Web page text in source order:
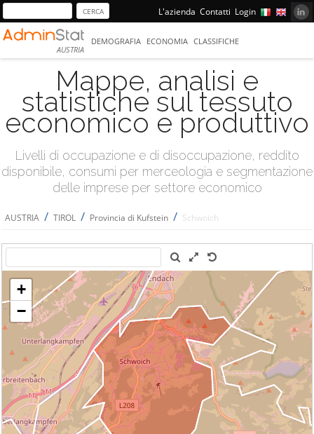
L'azienda Contatti Login
AUSTRIA
DEMOGRAFIA ECONOMIA CLASSIFICHE
Mappe, analisi e
statistiche sul tessuto
economico e produttivo
Livelli di occupazione e di disoccupazione, reddito
disponibile, consumi per merceologia e segmentazione
delle imprese per settore economico
AUSTRIA / TIROL / Provincia di Kufstein / Schwoich